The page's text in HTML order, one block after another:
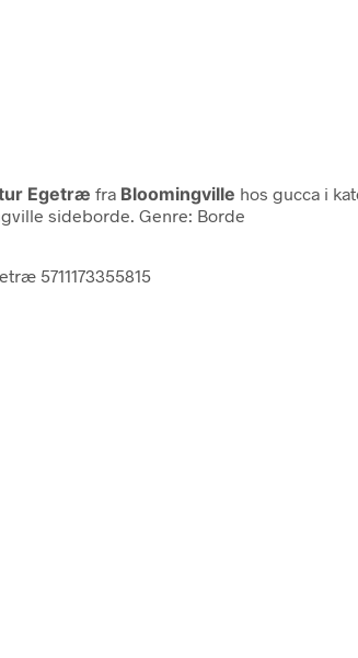
Egetræ fra Bloomingville hos gucca i
sideborde. Genre: Borde
5711173355815